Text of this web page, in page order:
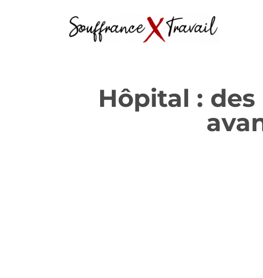
Hôpital :